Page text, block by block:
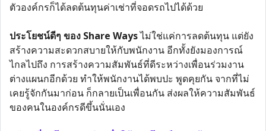
ตัวองค์กรก็ได้ลดต้นทุนค่าเช่าที่จอดรถไปได้ด้วย
ประโยชน์ดีๆ ของ Share Waysไม่ใช่แค่การลดต้นทุน แต่ยัง
สร้างความสะดวกสบายให้กับพนักงาน อีกทั้งยังมองการณ์
ไกลไปถึง การสร้างความสัมพันธ์ที่ดีระหว่างเพื่อนร่วมงาน
ต่างแผนกอีกด้วย ทำให้พนักงานได้พบปะ พูดคุยกัน จากที่ไม่
เคยรู้จักกันมาก่อน ก็กลายเป็นเพื่อนกัน ส่งผลให้ความสัมพันธ์
ของคนในองค์กรดีขึ้นนั่นเอง